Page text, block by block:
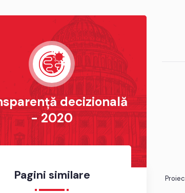
decizională
- 2020
Pagini similare